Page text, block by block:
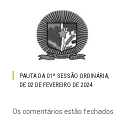
PAUTA DA 01º SESSÃO ORDINÁRIA,
DE 02 DE FEVEREIRO DE 2024
Os comentários estão fechados.